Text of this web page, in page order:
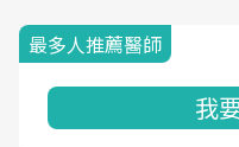
最多人推薦醫師
我